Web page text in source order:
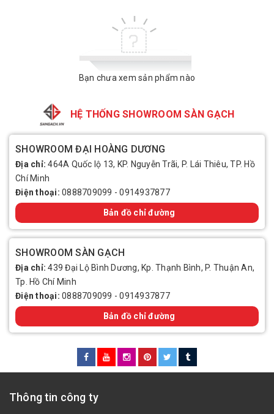
Bạn chưa xem sản phẩm nào
HỆ THỐNG SHOWROOM SÀN GẠCH
SHOWROOM ĐẠI HOÀNG DƯƠNG
Địa chỉ:464A Quốc lộ 13, KP. Nguyễn Trãi, P. Lái Thiêu, TP. Hồ
Chí Minh
Điện thoại: 0888709099 -0914937877
Bản đồ chỉ đường
SHOWROOM SÀN GẠCH
Địa chỉ:439 Đại Lộ Bình Dương, Kp. Thạnh Bình, P. Thuận An,
Tp. Hồ Chí Minh
Điện thoại: 0888709099 -0914937877
Bản đồ chỉ đường
Thông tin công ty